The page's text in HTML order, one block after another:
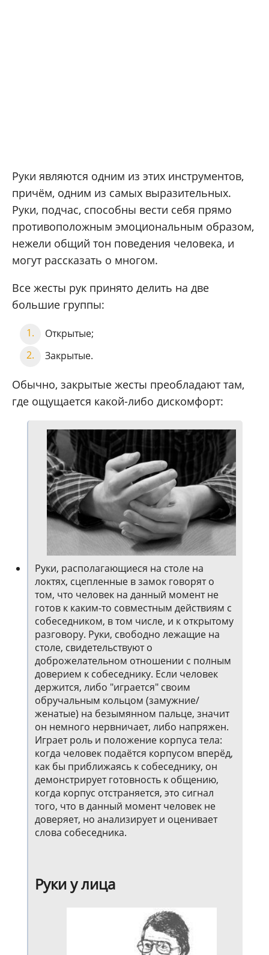
Руки являются одним из этих инструментов,
причём, одним из самых выразительных.
Руки, подчас, способны вести себя прямо
противоположным эмоциональным образом,
нежели общий тон поведения человека, и
могут рассказать о многом.
Все жесты рук принято делить на две
большие группы:
Открытые;
Закрытые.
Обычно, закрытые жесты преобладают там,
где ощущается какой-либо дискомфорт:
Руки, располагающиеся на столе на
локтях, сцепленные в замок говорят о
том, что человек на данный момент не
готов к каким-то совместным действиям с
собеседником, в том числе, и к открытому
разговору. Руки, свободно лежащие на
столе, свидетельствуют о
доброжелательном отношении с полным
доверием к собеседнику. Если человек
держится, либо "играется" своим
обручальным кольцом (замужние/
женатые) на безымянном пальце, значит
он немного нервничает, либо напряжен.
Играет роль и положение корпуса тела:
когда человек подаётся корпусом вперёд,
как бы приближаясь к собеседнику, он
демонстрирует готовность к общению,
когда корпус отстраняется, это сигнал
того, что в данный момент человек не
доверяет, но анализирует и оценивает
слова собеседника.
Руки у лица